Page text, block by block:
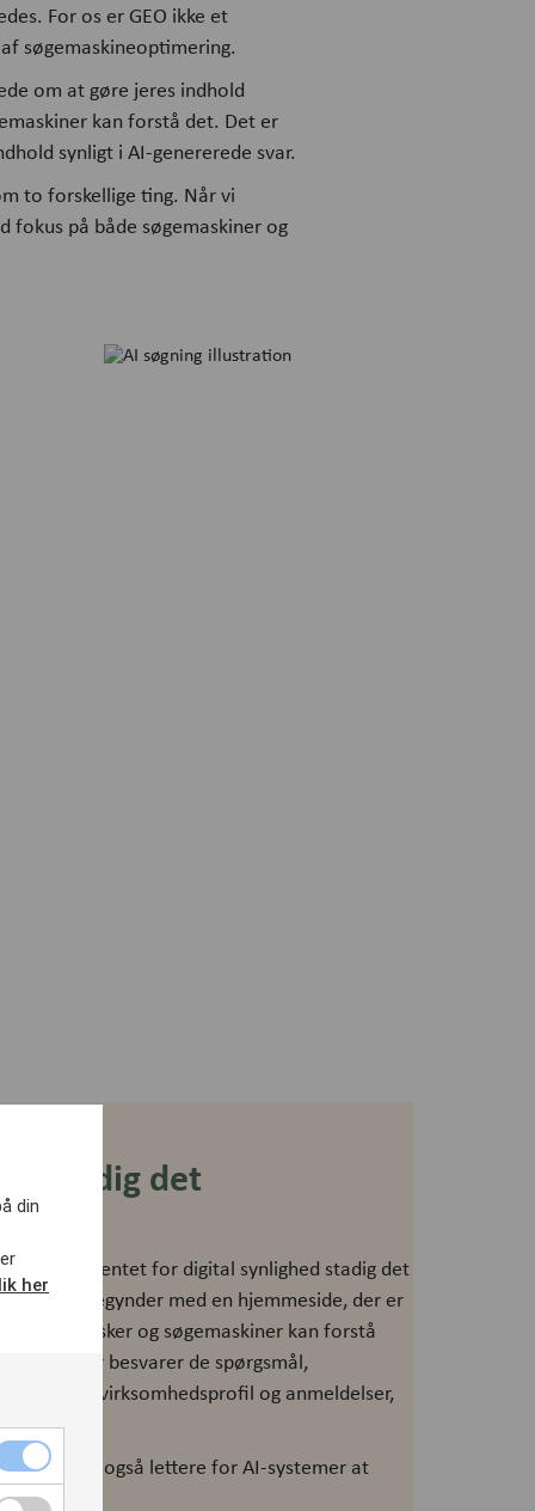
For os er GEO ikke et
søgemaskineoptimering.
om at gøre jeres indhold
kan forstå det. Det er
synligt i AI-genererede svar.
to forskellige ting. Når vi
fokus på både søgemaskiner og
stadig det
er fundamentet for digital synlighed stadig det
begynder med en hjemmeside, der er
mennesker og søgemaskiner kan forstå
der besvarer de spørgsmål,
samt en virksomhedsprofil og anmeldelser,
bliver det også lettere for AI-systemer at
din
her